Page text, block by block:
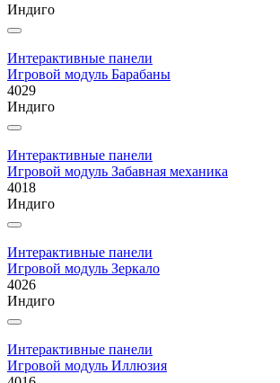
Индиго
Интерактивные панели
Игровой модуль Барабаны
4029
Индиго
Интерактивные панели
Игровой модуль Забавная механика
4018
Индиго
Интерактивные панели
Игровой модуль Зеркало
4026
Индиго
Интерактивные панели
Игровой модуль Иллюзия